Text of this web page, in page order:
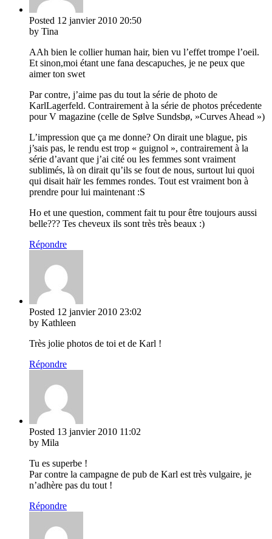
Posted 12 janvier 2010 20:50
by Tina
AAh bien le collier human hair, bien vu l’effet trompe l’oeil.
Et sinon,moi étant une fana descapuches, je ne peux que
aimer ton swet
Par contre, j’aime pas du tout la série de photo de
KarlLagerfeld. Contrairement à la série de photos précedente
pour V magazine (celle de Sølve Sundsbø, »Curves Ahead »)
L’impression que ça me donne? On dirait une blague, pis
j’sais pas, le rendu est trop « guignol », contrairement à la
série d’avant que j’ai cité ou les femmes sont vraiment
sublimés, là on dirait qu’ils se fout de nous, surtout lui quoi
qui disait haïr les femmes rondes. Tout est vraiment bon à
prendre pour lui maintenant :S
Ho et une question, comment fait tu pour être toujours aussi
belle??? Tes cheveux ils sont très très beaux :)
Répondre
Posted 12 janvier 2010 23:02
by Kathleen
Très jolie photos de toi et de Karl !
Répondre
Posted 13 janvier 2010 11:02
by Mila
Tu es superbe !
Par contre la campagne de pub de Karl est très vulgaire, je
n’adhère pas du tout !
Répondre